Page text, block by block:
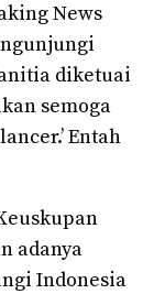
News
diketuai
semoga
Entah
adanya
Indonesia